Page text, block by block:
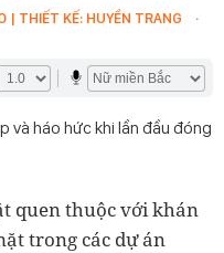
| THIẾT KẾ: HUYỀN TRANG
và háo hức khi lần đầu đóng
quen thuộc với khán
trong các dự án